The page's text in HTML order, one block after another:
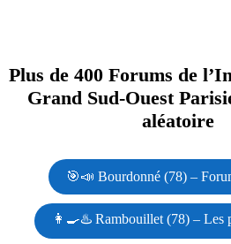
Plus de 400 Forums de
Grand Sud-Ouest
aléatoire
🎯📣 Bourdonné (78) –
👩‍🍳♨️ Rambouillet (78) – Les